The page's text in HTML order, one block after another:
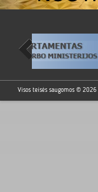
Visos teisės saugomos © 2026